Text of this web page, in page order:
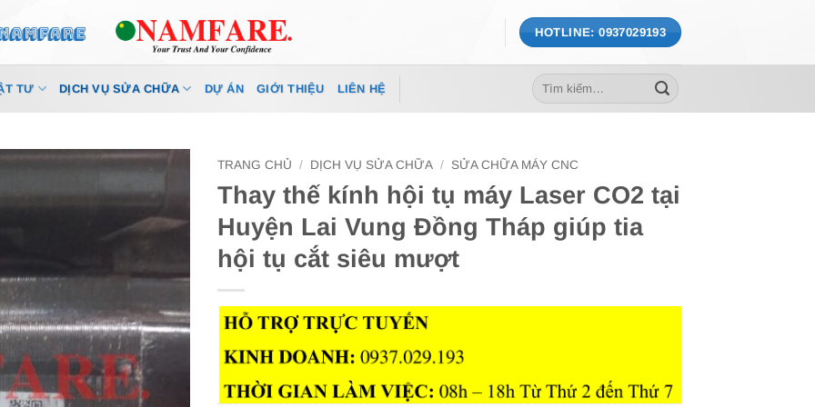
HOTLINE: 0937029193
TƯ DỊCH VỤ SỬA CHỮA DỰ ÁN GIỚI THIỆU LIÊN HỆ
Tìm
kiếm:
TRANG CHỦ / DỊCH VỤ SỬA CHỮA / SỬA CHỮA MÁY CNC
Thay thế kính hội tụ máy Laser CO2 tại
Huyện Lai Vung Đồng Tháp giúp tia
hội tụ cắt siêu mượt